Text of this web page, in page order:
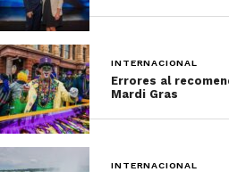
Todo lo que hay
en Split y un
Recorrer la
INTERNACIONAL
Errores al
Mardi Gras
INTERNACIONAL